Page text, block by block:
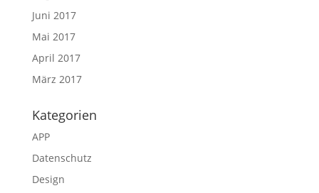
Juni 2017
Mai 2017
April 2017
März 2017
Kategorien
APP
Datenschutz
Design